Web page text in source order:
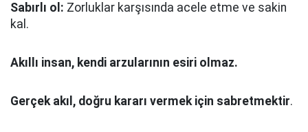
Sabırlı ol: Zorluklar karşısında acele etme ve sakin
kal.
Akıllı insan, kendi arzularının esiri olmaz.
Gerçek akıl, doğru kararı vermek için sabretmektir.